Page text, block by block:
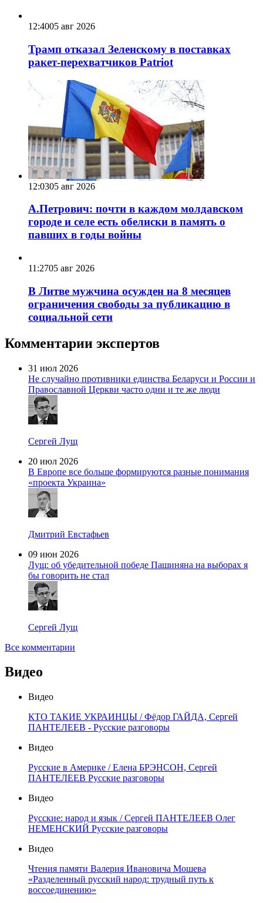
12:4005 авг 2026
Трамп отказал Зеленскому в поставках
ракет-перехватчиков Patriot
12:0305 авг 2026
А.Петрович: почти в каждом молдавском
городе и селе есть обелиски в память о
павших в годы войны
11:2705 авг 2026
В Литве мужчина осужден на 8 месяцев
ограничения свободы за публикацию в
социальной сети
Комментарии экспертов
31 июл 2026
Не случайно противники единства Беларуси и России и
Православной Церкви часто одни и те же люди
Сергей Лущ
20 июл 2026
В Европе все больше формируются разные понимания
«проекта Украина»
Дмитрий Евстафьев
09 июн 2026
Лущ: об убедительной победе Пашиняна на выборах я
бы говорить не стал
Сергей Лущ
Все комментарии
Видео
Видео
КТО ТАКИЕ УКРАИНЦЫ / Фёдор ГАЙДА, Сергей
ПАНТЕЛЕЕВ - Русские разговоры
Видео
Русские в Америке / Елена БРЭНСОН, Сергей
ПАНТЕЛЕЕВ Русские разговоры
Видео
Русские: народ и язык / Сергей ПАНТЕЛЕЕВ Олег
НЕМЕНСКИЙ Русские разговоры
Видео
Чтения памяти Валерия Ивановича Мошева
«Разделенный русский народ: трудный путь к
воссоединению»